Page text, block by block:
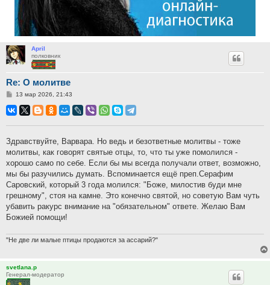
April
полковник
Re: О молитве
Сообщение
13 мар 2026, 21:43
Здравствуйте, Варвара. Но ведь и безответные молитвы - тоже
молитвы, как говорят святые отцы, то, что ты уже помолился -
хорошо само по себе. Если бы мы всегда получали ответ, возможно,
мы бы разучились думать. Вспоминается ещё преп.Серафим
Саровский, который 3 года молился: "Боже, милостив буди мне
грешному", стоя на камне. Это конечно святой, но советую Вам чуть
убавить ракурс внимание на "обязательном" ответе. Желаю Вам
Божией помощи!
"Не две ли малые птицы продаются за ассарий?"
svetlana.p
Генерал-модератор